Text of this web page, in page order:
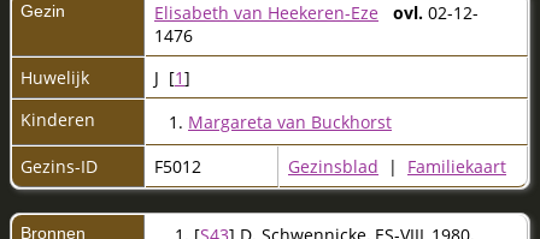
Gezin Elisabeth van Heekeren-Eze ovl. 02-12-
1476
Huwelijk
J [1]
Kinderen
1. Margareta van Buckhorst
Gezins-ID
F5012 Gezinsblad | Familiekaart
Bronnen